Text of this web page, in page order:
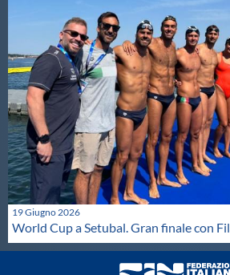
19 Giugno 2026
World Cup a Setubal. Gran finale con